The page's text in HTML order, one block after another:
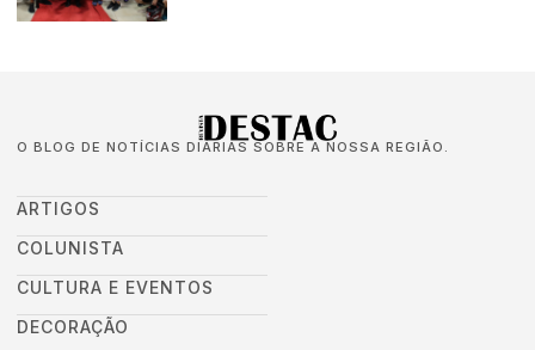
O BLOG DE NOTÍCIAS DIÁRIAS SOBRE A NOSSA REGIÃO.
ARTIGOS
COLUNISTA
CULTURA E EVENTOS
DECORAÇÃO